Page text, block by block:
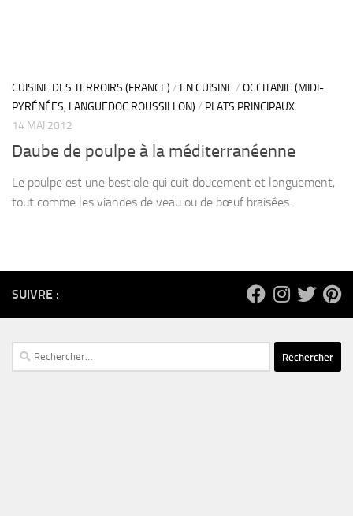
CUISINE DES TERROIRS (FRANCE) / EN CUISINE / OCCITANIE (MIDI-
PYRÉNÉES, LANGUEDOC ROUSSILLON) / PLATS PRINCIPAUX
14 MAI 2012
Daube de poulpe à la méditerranéenne
Le poulpe est une bestiole qui cuit doucement et longuement,
tout comme les viandes de veau ou de bœuf braisées.
SUIVRE :
Rechercher :